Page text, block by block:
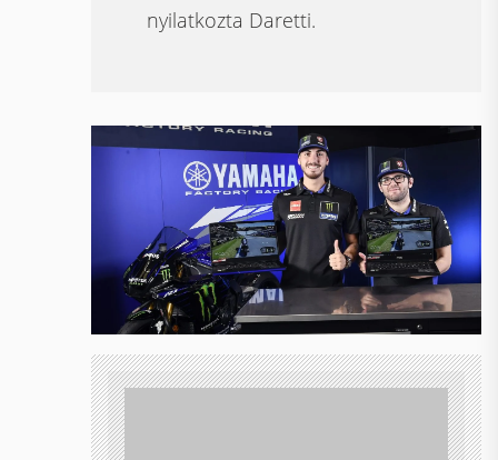
nyilatkozta Daretti.